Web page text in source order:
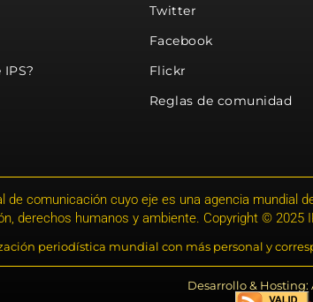
Twitter
Facebook
Flickr
Reglas de comunidad
de comunicación cuyo eje es una agencia
derechos humanos y ambiente. Copyright © 2025
periodística mundial con más personal y
Desarrollo &